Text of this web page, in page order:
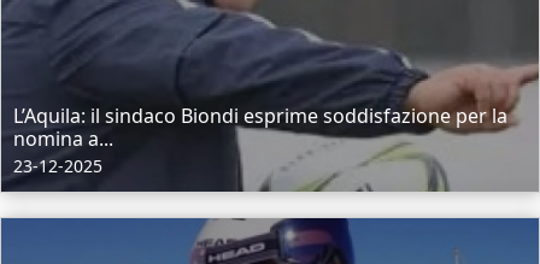
L’Aquila: il sindaco Biondi esprime soddisfazione per la
nomina a...
23-12-2025